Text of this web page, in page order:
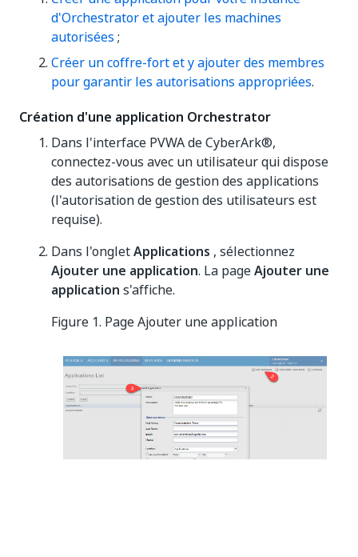
d'Orchestrator et ajouter les machines
autorisées ;
Créer un coffre-fort et y ajouter des membres
pour garantir les autorisations appropriées.
Création d'une application Orchestrator
Dans l'interface PVWA de CyberArk®,
connectez-vous avec un utilisateur qui dispose
des autorisations de gestion des applications
(l'autorisation de gestion des utilisateurs est
requise).
Dans l'ongletApplications , sélectionnez
Ajouter une application. La pageAjouter une
application s'affiche.
Figure 1. Page Ajouter une application